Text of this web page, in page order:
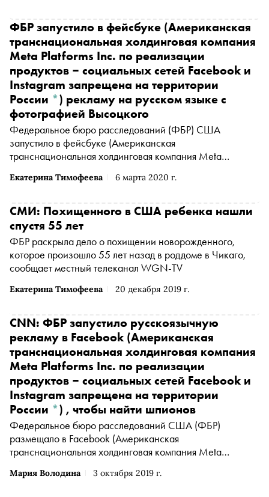
Екатерина Тимофеева 6 марта 2020 г.
ФБР запустило вфейсбуке (Американская
транснациональная холдинговая компания
Meta Platforms Inc. по реализации
продуктов ‒ социальных сетей Facebook и
Instagram запрещена на территории
России *) рекламу на русском языке с
фотографией Высоцкого
Федеральное бюро расследований (ФБР) США
запустило в фейсбуке (Американская
транснациональная холдинговая компания Meta
сетей Facebook и Instagram запрещена на территории
фотографией советского актера и певца Владимира
Высоцкого. Так ведомство призывает к сотрудничеству
Екатерина Тимофеева 20 декабря 2019 г.
СМИ: Похищенного в США ребенка нашли
спустя 55 лет
ФБР раскрыла дело о похищении новорожденного,
которое произошло 55 лет назад в роддоме в Чикаго,
сообщает местный телеканал WGN-TV
Мария Володина 3 октября 2019 г.
CNN: ФБР запустило русскоязычную
рекламу в Facebook (Американская
транснациональная холдинговая компания
Meta Platforms Inc. по реализации
продуктов ‒ социальных сетей Facebook и
Instagram запрещена на территории
России *) , чтобы найти шпионов
Федеральное бюро расследований США (ФБР)
размещало в Facebook (Американская
транснациональная холдинговая компания Meta
сетей Facebook и Instagram запрещена на территории